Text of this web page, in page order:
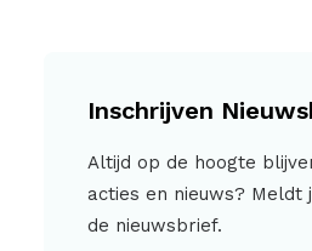
Inschrijven
Altijd op de hoogte
acties en nieuws? Meldt
de nieuwsbrief.